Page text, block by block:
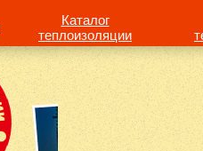
Каталог
теплоизоляции